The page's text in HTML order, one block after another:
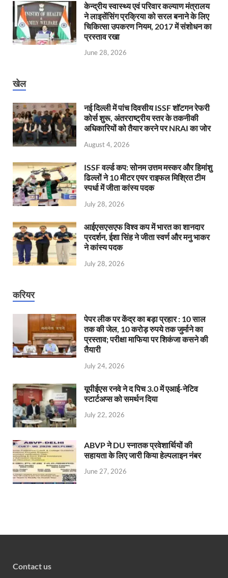
केन्‍द्रीय स्वास्थ्य एवं परिवार कल्याण मंत्रालय
ने लाइसेंसिंग प्रक्रिया को सरल बनाने के लिए
चिकित्सा उपकरण नियम, 2017 में संशोधन का
प्रस्ताव रखा
June 28, 2026
खेल
नई दिल्ली में पांच दिवसीय ISSF शॉटगन रेफरी
कोर्स शुरू, अंतरराष्ट्रीय स्तर के तकनीकी
अधिकारियों को तैयार करने पर NRAI का जोर
August 4, 2026
ISSF वर्ल्ड कप: सोनम उत्तम मस्कर और हिमांशु
ढिल्लों ने 10 मीटर एयर राइफल मिश्रित टीम
स्पर्धा में जीता कांस्य पदक
July 28, 2026
आईएसएसएफ विश्व कप में भारत का शानदार
प्रदर्शन, ईशा सिंह ने जीता स्वर्ण और मनु भाकर
ने कांस्य पदक
July 28, 2026
करियर
पेपर लीक पर केंद्र का बड़ा प्रहार : 10 साल
तक की जेल, 10 करोड़ रुपये तक जुर्माने का
प्रस्ताव; परीक्षा माफिया पर शिकंजा कसने की
तैयारी
July 24, 2026
यूपीईएस रनवे ने द पिच 3.0 में एआई-नेटिव
स्टार्टअप्स को समर्थन दिया
July 22, 2026
ABVP ने DU स्नातक प्रवेशार्थियों की
सहायता के लिए जारी किया हेल्पलाइन नंबर
June 27, 2026
Contact us